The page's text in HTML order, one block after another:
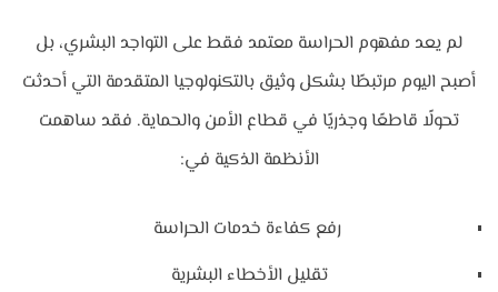
لم يعد مفهوم الحراسة معتمد فقط على التواجد البشري، بل
أصبح اليوم مرتبطًا بشكل وثيق بالتكنولوجيا المتقدمة التي أحدثت
تحولًا قاطعًا وجذريًا في قطاع الأمن والحماية. فقد ساهمت
الأنظمة الذكية في:
رفع كفاءة خدمات الحراسة
تقليل الأخطاء البشرية